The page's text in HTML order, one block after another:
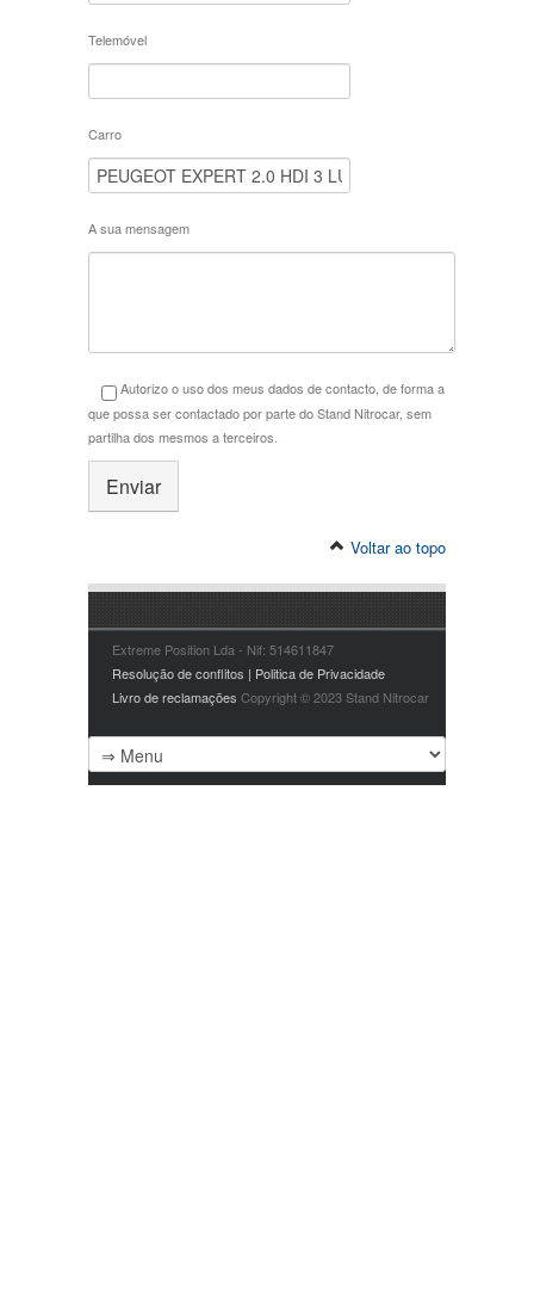
Telemóvel
Carro
A sua mensagem
Autorizo o uso dos meus dados de contacto, de forma a
que possa ser contactado por parte do Stand Nitrocar, sem
partilha dos mesmos a terceiros.
Voltar ao topo
Extreme Position Lda - Nif: 514611847
Resolução de conflitos | Politica de Privacidade
Livro de reclamações Copyright © 2023 Stand Nitrocar